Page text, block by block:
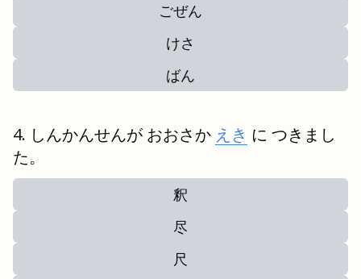
ごぜん
けさ
ばん
しんかんせんが おおさか えき に つきまし
た。
釈
尽
尺